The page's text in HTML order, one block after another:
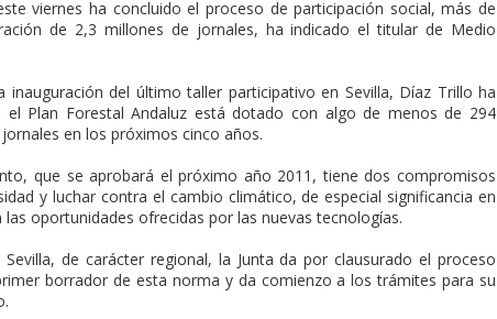
viernes ha concluido el proceso de participación social, más de
de 2,3 millones de jornales, ha indicado el titular de Medio
inauguración del último taller participativo en Sevilla, Díaz Trillo ha
Plan Forestal Andaluz está dotado con algo de menos de 294
en los próximos cinco años.
que se aprobará el próximo año 2011, tiene dos compromisos
y luchar contra el cambio climático, de especial significancia en
oportunidades ofrecidas por las nuevas tecnologías.
de carácter regional, la Junta da por clausurado el proceso
borrador de esta norma y da comienzo a los trámites para su